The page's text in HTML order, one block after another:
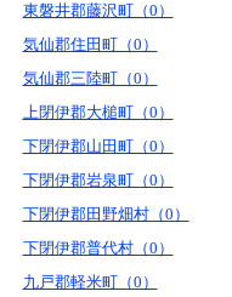
東磐井郡藤沢町（0）
気仙郡住田町（0）
気仙郡三陸町（0）
上閉伊郡大槌町（0）
下閉伊郡山田町（0）
下閉伊郡岩泉町（0）
下閉伊郡田野畑村（0）
下閉伊郡普代村（0）
九戸郡軽米町（0）